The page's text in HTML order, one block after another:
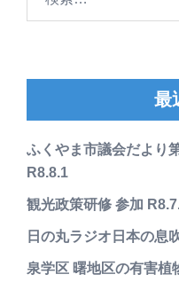
最
ふくやま市議会だより
R8.8.1
観光政策研修 参加
日の丸ラジオ日本の息
泉学区 曙地区の有害植